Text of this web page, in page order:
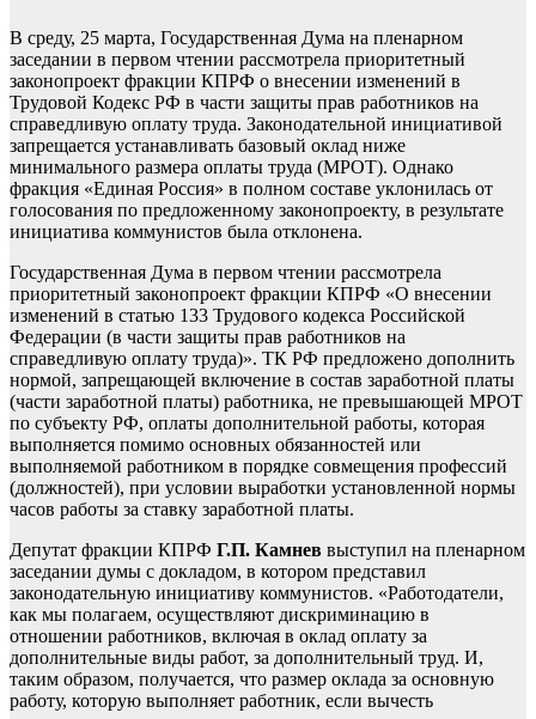
В среду, 25 марта, Государственная Дума на пленарном
заседании в первом чтении рассмотрела приоритетный
законопроект фракции КПРФ о внесении изменений в
Трудовой Кодекс РФ в части защиты прав работников на
справедливую оплату труда. Законодательной инициативой
запрещается устанавливать базовый оклад ниже
минимального размера оплаты труда (МРОТ). Однако
фракция «Единая Россия» в полном составе уклонилась от
голосования по предложенному законопроекту, в результате
инициатива коммунистов была отклонена.
Государственная Дума в первом чтении рассмотрела
приоритетный законопроект фракции КПРФ «О внесении
изменений в статью 133 Трудового кодекса Российской
Федерации (в части защиты прав работников на
справедливую оплату труда)». ТК РФ предложено дополнить
нормой, запрещающей включение в состав заработной платы
(части заработной платы) работника, не превышающей МРОТ
по субъекту РФ, оплаты дополнительной работы, которая
выполняется помимо основных обязанностей или
выполняемой работником в порядке совмещения профессий
(должностей), при условии выработки установленной нормы
часов работы за ставку заработной платы.
Депутат фракции КПРФ Г.П. Камнев выступил на пленарном
заседании думы с докладом, в котором представил
законодательную инициативу коммунистов. «Работодатели,
как мы полагаем, осуществляют дискриминацию в
отношении работников, включая в оклад оплату за
дополнительные виды работ, за дополнительный труд. И,
таким образом, получается, что размер оклада за основную
работу, которую выполняет работник, если вычесть